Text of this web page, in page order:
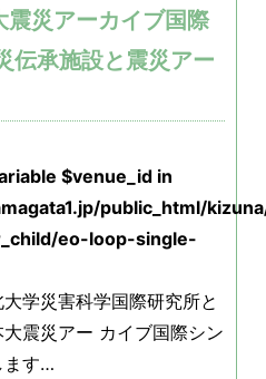
災アーカイブ国際
伝承施設と震災アー
$venue_id in
public_html/
eo-loop-single-
学災害科学国際研究所と
震災アー カイブ国際シン
ます…